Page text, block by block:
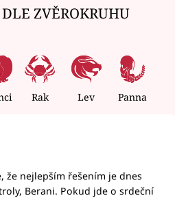
ZVĚROKRUHU
Rak Lev Panna
že nejlepším řešením je dnes
Berani. Pokud jde o srdeční